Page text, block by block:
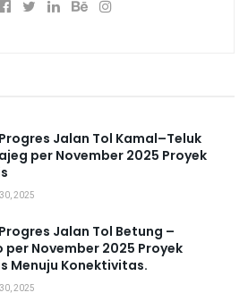
Jalan Tol Kamal–Teluk
per November 2025 Proyek
2025
Jalan Tol Betung –
per November 2025 Proyek
Menuju Konektivitas.
2025